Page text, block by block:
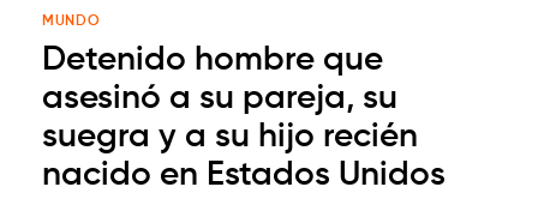
MUNDO
Detenido hombre que
asesinó a su pareja, su
suegra y a su hijo recién
nacido en Estados Unidos